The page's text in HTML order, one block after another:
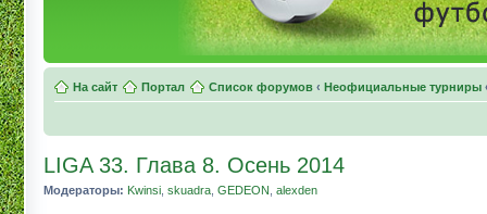
На сайт Портал Список форумов ‹ Неофициальные турниры
LIGA 33. Глава 8. Осень 2014
Модераторы: Kwinsi skuadra GEDEON alexden